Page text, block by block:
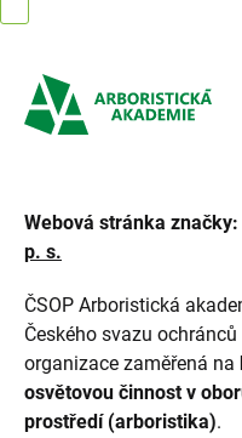
obsah
Webová stránka značky:
p. s.
ČSOP Arboristická
Českého svazu
organizace zaměřená na
osvětovou činnost v
prostředí (arboristika).